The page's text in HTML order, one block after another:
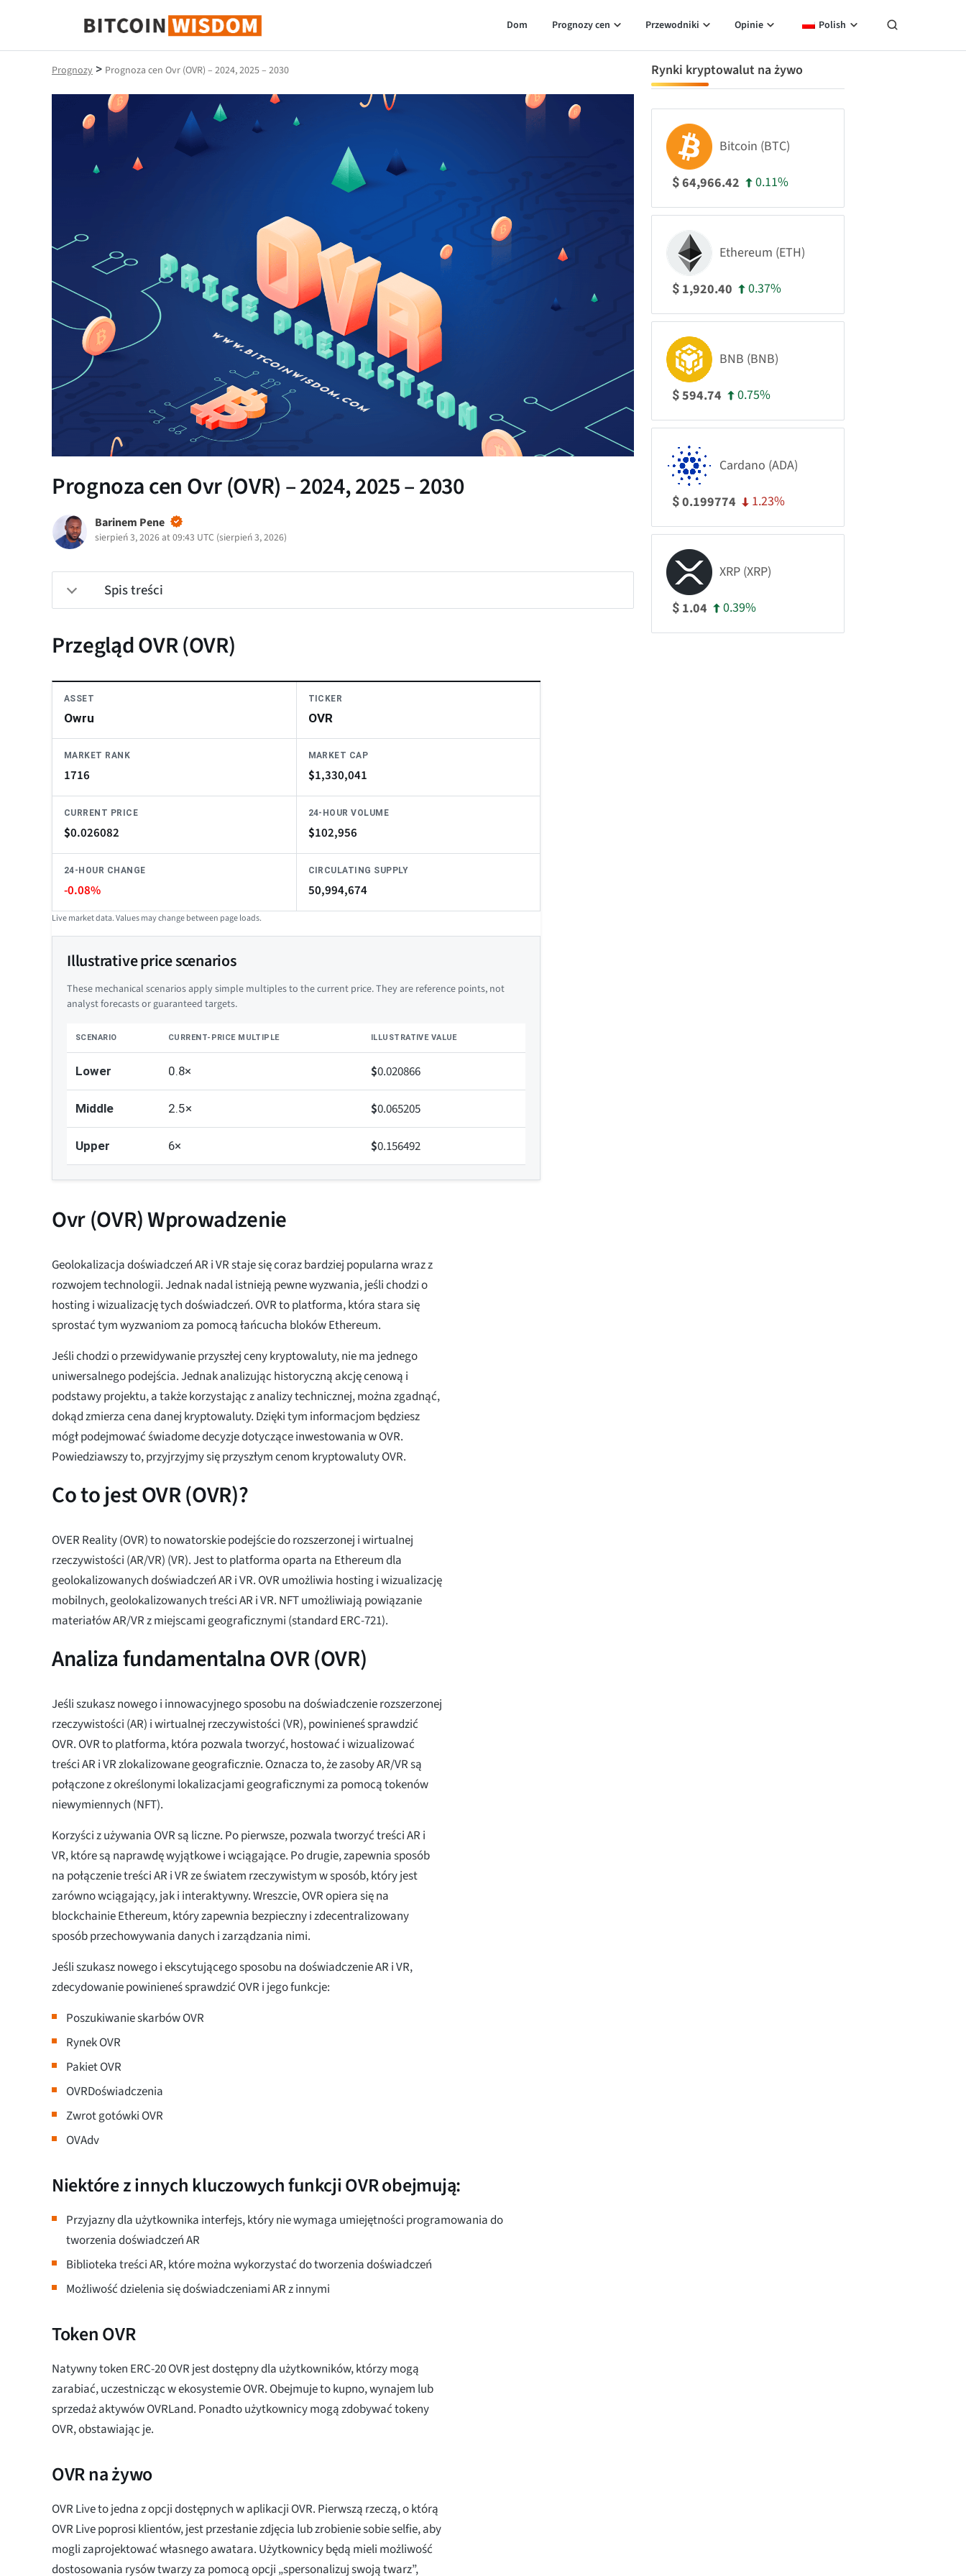
Mądrość Bitcoina
Dom Prognozy cen Przewodniki Opinie Polish
Prognozy > Prognoza cen Ovr (OVR) – 2024, 2025 – 2030
Prognoza cen Ovr (OVR) – 2024, 2025 – 2030
Barinem Pene
sierpień 3, 2026 at 09:43 UTC (sierpień 3, 2026)
Spis treści
Przegląd OVR (OVR)
ASSET
Owru
TICKER
OVR
MARKET RANK
1716
MARKET CAP
$1,330,041
CURRENT PRICE
$0.026082
24-HOUR VOLUME
$102,956
24-HOUR CHANGE
-0.08%
CIRCULATING SUPPLY
50,994,674
Live market data. Values may change between page loads.
Illustrative price scenarios
These mechanical scenarios apply simple multiples to the current price. They are reference points, not
analyst forecasts or guaranteed targets.
SCENARIO CURRENT-PRICE MULTIPLE ILLUSTRATIVE VALUE
Lower 0.8× $0.020866
Middle 2.5× $0.065205
Upper 6× $0.156492
Ovr (OVR) Wprowadzenie
Geolokalizacja doświadczeń AR i VR staje się coraz bardziej popularna wraz z
rozwojem technologii. Jednak nadal istnieją pewne wyzwania, jeśli chodzi o
hosting i wizualizację tych doświadczeń. OVR to platforma, która stara się
sprostać tym wyzwaniom za pomocą łańcucha bloków Ethereum.
Jeśli chodzi o przewidywanie przyszłej ceny kryptowaluty, nie ma jednego
uniwersalnego podejścia. Jednak analizując historyczną akcję cenową i
podstawy projektu, a także korzystając z analizy technicznej, można zgadnąć,
dokąd zmierza cena danej kryptowaluty. Dzięki tym informacjom będziesz
mógł podejmować świadome decyzje dotyczące inwestowania w OVR.
Powiedziawszy to, przyjrzyjmy się przyszłym cenom kryptowaluty OVR.
Co to jest OVR (OVR)?
OVER Reality (OVR) to nowatorskie podejście do rozszerzonej i wirtualnej
rzeczywistości (AR/VR) (VR). Jest to platforma oparta na Ethereum dla
geolokalizowanych doświadczeń AR i VR. OVR umożliwia hosting i wizualizację
mobilnych, geolokalizowanych treści AR i VR. NFT umożliwiają powiązanie
materiałów AR/VR z miejscami geograficznymi (standard ERC-721).
Analiza fundamentalna OVR (OVR)
Jeśli szukasz nowego i innowacyjnego sposobu na doświadczenie rozszerzonej
rzeczywistości (AR) i wirtualnej rzeczywistości (VR), powinieneś sprawdzić
OVR. OVR to platforma, która pozwala tworzyć, hostować i wizualizować
treści AR i VR zlokalizowane geograficznie. Oznacza to, że zasoby AR/VR są
połączone z określonymi lokalizacjami geograficznymi za pomocą tokenów
niewymiennych (NFT).
Korzyści z używania OVR są liczne. Po pierwsze, pozwala tworzyć treści AR i
VR, które są naprawdę wyjątkowe i wciągające. Po drugie, zapewnia sposób
na połączenie treści AR i VR ze światem rzeczywistym w sposób, który jest
zarówno wciągający, jak i interaktywny. Wreszcie, OVR opiera się na
blockchainie Ethereum, który zapewnia bezpieczny i zdecentralizowany
sposób przechowywania danych i zarządzania nimi.
Jeśli szukasz nowego i ekscytującego sposobu na doświadczenie AR i VR,
zdecydowanie powinieneś sprawdzić OVR i jego funkcje:
Poszukiwanie skarbów OVR
Rynek OVR
Pakiet OVR
OVRDoświadczenia
Zwrot gotówki OVR
OVAdv
Niektóre z innych kluczowych funkcji OVR obejmują:
Przyjazny dla użytkownika interfejs, który nie wymaga umiejętności programowania do
tworzenia doświadczeń AR
Biblioteka treści AR, które można wykorzystać do tworzenia doświadczeń
Możliwość dzielenia się doświadczeniami AR z innymi
Token OVR
Natywny token ERC-20 OVR jest dostępny dla użytkowników, którzy mogą
zarabiać, uczestnicząc w ekosystemie OVR. Obejmuje to kupno, wynajem lub
sprzedaż aktywów OVRLand. Ponadto użytkownicy mogą zdobywać tokeny
OVR, obstawiając je.
OVR na żywo
OVR Live to jedna z opcji dostępnych w aplikacji OVR. Pierwszą rzeczą, o którą
OVR Live poprosi klientów, jest przesłanie zdjęcia lub zrobienie sobie selfie, aby
mogli zaprojektować własnego awatara. Użytkownicy będą mieli możliwość
dostosowania rysów twarzy za pomocą opcji „spersonalizuj swoją twarz”,
Rynki kryptowalut na żywo
Bitcoin (BTC)
$64,966.42 0.11%
Ethereum (ETH)
$ 1,920.40 0.37%
BNB (BNB)
$594.74 0.75%
Cardano (ADA)
$0.199774 1.23%
XRP (XRP)
$ 1.04 0.39%